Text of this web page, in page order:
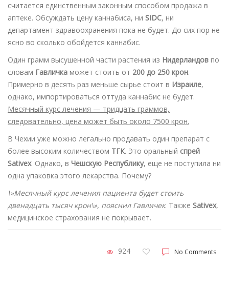
считается единственным законным способом продажа в
аптеке. Обсуждать цену каннабиса, ни SIDC, ни
департамент здравоохранения пока не будет. До сих пор не
ясно во сколько обойдется каннабис.
Один грамм высушенной части растения из Нидерландов по
словам Гавличка может стоить от 200 до 250 крон.
Примерно в десять раз меньше сырье стоит в Израиле,
однако, импортироваться оттуда каннабис не будет.
Месячный курс лечения — тридцать граммов,
следовательно, цена может быть около 7500 крон.
В Чехии уже можно легально продавать один препарат с
более высоким количеством ТГК. Это оральный спрей
Sativex. Однако, в Чешскую Республику, еще не поступила ни
одна упаковка этого лекарства. Почему?
\»Месячный курс лечения пациента будет стоить
двенадцать тысяч крон\», пояснил Гавличек. Также Sativex,
медицинское страхования не покрывает.
924 No Comments